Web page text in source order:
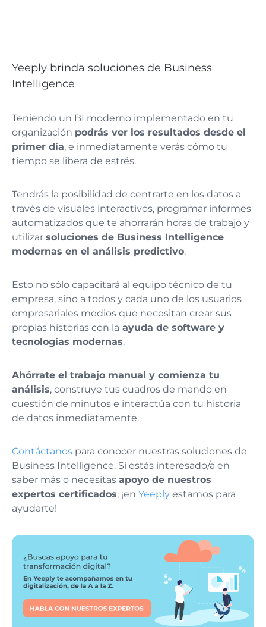
Yeeply brinda soluciones de Business
Intelligence
Teniendo un BI moderno implementado en tu
organización podrás ver los resultados desde el
primer día, e inmediatamente verás cómo tu
tiempo se libera de estrés.
Tendrás la posibilidad de centrarte en los datos a
través de visuales interactivos, programar informes
automatizados que te ahorrarán horas de trabajo y
utilizar soluciones de Business Intelligence
modernas en el análisis predictivo.
Esto no sólo capacitará al equipo técnico de tu
empresa, sino a todos y cada uno de los usuarios
empresariales medios que necesitan crear sus
propias historias con la ayuda de software y
tecnologías modernas.
Ahórrate el trabajo manual y comienza tu
análisis, construye tus cuadros de mando en
cuestión de minutos e interactúa con tu historia
de datos inmediatamente.
Contáctanos para conocer nuestras soluciones de
Business Intelligence. Si estás interesado/a en
saber más o necesitas apoyo de nuestros
expertos certificados, ¡en Yeeply estamos para
ayudarte!